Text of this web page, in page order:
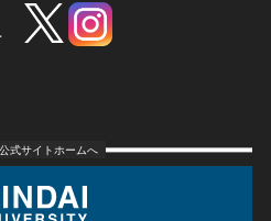
式サイトホームへ